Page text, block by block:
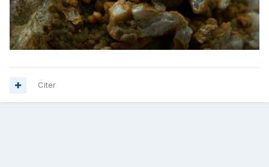
Citer